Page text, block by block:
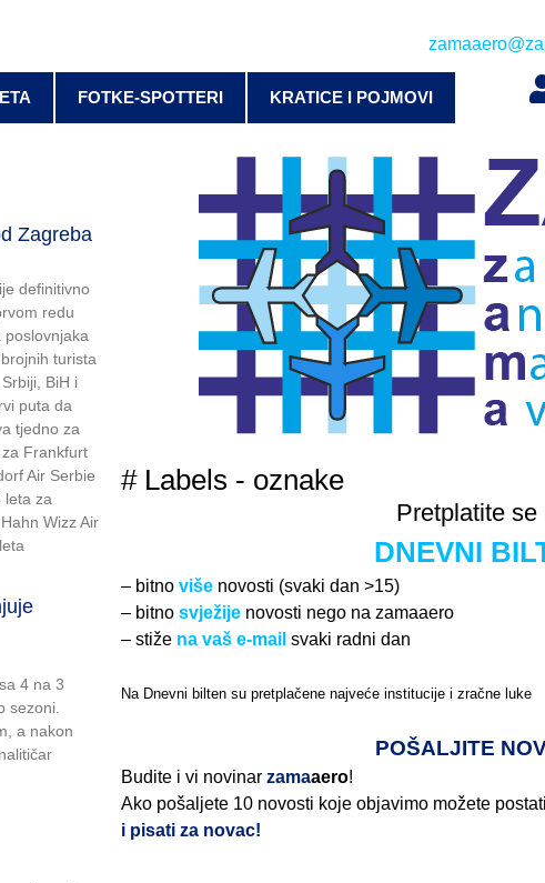
FOTKE-SPOTTERI KRATICE I POJMOVI
Zagreba
definitivno
redu
turista
BiH i
puta da
tjedno za
Frankfurt
Air Serbie
leta za
Wizz Air
4 na 3
sezoni.
a nakon
# Labels - oznake
Pretplatite se
DNEVNI
– bitno više novosti (svaki dan >15)
– bitno svježije novosti nego na zamaaero
– stiže na vaš e-mail svaki radni dan
Na Dnevni bilten su pretplačene najveće institucije i zračne luke
POŠALJITE
Budite i vi novinar zamaaero!
Ako pošaljete 10 novosti koje objavimo možete
i pisati za novac!